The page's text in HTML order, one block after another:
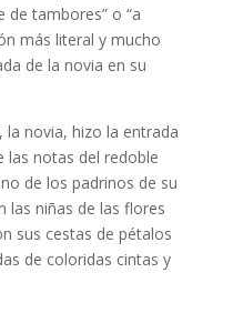
de tambores” o “a
más literal y mucho
de la novia en su
novia, hizo la entrada
las notas del redoble
de los padrinos de su
las niñas de las flores
sus cestas de pétalos
de coloridas cintas y